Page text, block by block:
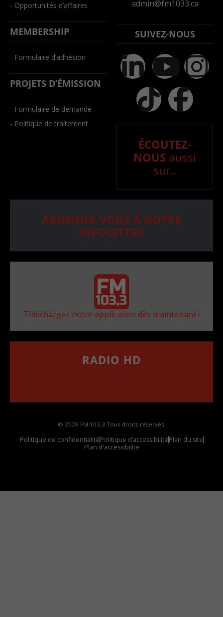
- Opportunités d’affaires
MEMBERSHIP
- Formulaire d’adhésion
PROJETS D’ÉMISSION
- Formulaire de demande
- Politique de traitement
admin@fm1033.ca
SUIVEZ-NOUS
ÉCOUTEZ-
NOUS aussi
sur..
ABONNEZ-VOUS À NOTRE
INFOLETTRE
Téléchargez notre application dès maintenant !
RADIO HD
© 2026 FM 103,3 Tous droits réservés.
Politique de confidentialitéPolitique d’accessibilitéPlan du site
Plan d'accessibilite